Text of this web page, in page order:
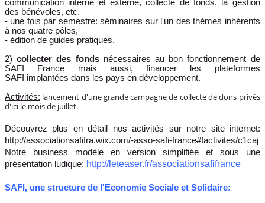
communication interne et externe, collecte de fonds, la gestion
des bénévoles, etc.
- une fois par semestre: séminaires sur l'un des thèmes inhérents
à nos quatre pôles,
- édition de guides pratiques.
2)collecter des fonds nécessaires au bon fonctionnement de
SAFI France mais aussi, financer les plateformes
SAFI implantées dans les pays en développement.
Activités: lancement d'une grande campagne de collecte de dons privés
d'ici le mois de juillet.
Découvrez plus en détail nos activités sur notre site internet:
http://associationsafifra.wix.com/-asso-safi-france#!activites/c1caj
Notre business modèle en version simplifiée et sous une
présentation ludique: http://leteaser.fr/associationsafifrance
SAFI, une structure de l'Economie Sociale et Solidaire: